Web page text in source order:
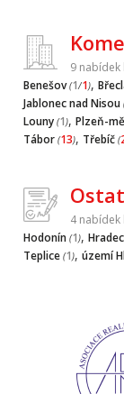
9
Benešov(1/1),
Jablonec nad Nisou
Louny (1),Plzeň-
Tábor (13), Třebíč (
4
Hodonín (1),
Teplice (1),území